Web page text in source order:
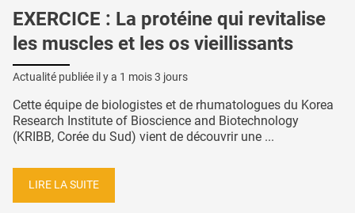
EXERCICE : La protéine qui revitalise
les muscles et les os vieillissants
Actualité publiée il y a 1 mois 3 jours
Cette équipe de biologistes et de rhumatologues du Korea
Research Institute of Bioscience and Biotechnology
(KRIBB, Corée du Sud) vient de découvrir une ...
LIRE LA SUITE